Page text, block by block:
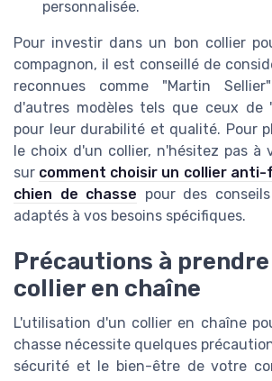
personnalisée.
Pour investir dans un bon collier
compagnon, il est conseillé de
reconnues comme "Martin
d'autres modèles tels que ceux de
pour leur durabilité et qualité. Pour
le choix d'un collier, n'hésitez pas à
sur comment choisir un collier
chien de chasse pour des
adaptés à vos besoins spécifiques.
Précautions à
collier en chaîne
L'utilisation d'un collier en chaîne
chasse nécessite quelques
sécurité et le bien-être de votre